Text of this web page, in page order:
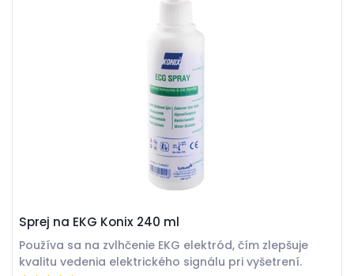
Sprej na EKG Konix 240 ml
Používa sa na zvlhčenie EKG elektród, čím zlepšuje
kvalitu vedenia elektrického signálu pri vyšetrení.